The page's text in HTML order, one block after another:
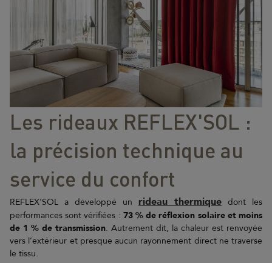
Les rideaux REFLEX'SOL :
la précision technique au
service du confort
REFLEX'SOL a développé un rideau thermique dont les
performances sont vérifiées : 73 % de réflexion solaire et moins
de 1 % de transmission. Autrement dit, la chaleur est renvoyée
vers l’extérieur et presque aucun rayonnement direct ne traverse
le tissu.